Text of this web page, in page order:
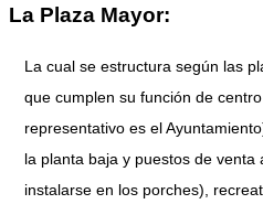
La Plaza Mayor:
La cual se estructura según las
que cumplen su función de
representativo es el
la planta baja y puestos de venta
instalarse en los porches),